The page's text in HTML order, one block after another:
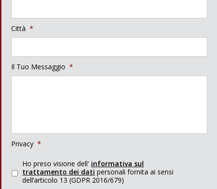
Città *
Il Tuo Messaggio *
Privacy *
Ho preso visione dell' informativa sul
trattamento dei dati personali fornita ai sensi
dell’articolo 13 (GDPR 2016/679)